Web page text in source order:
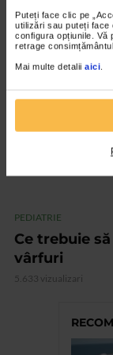
Puteți face clic pe
utilizări sau puteți face
configura opțiunile. Vă
retrage
Mai multe detalii aici
VIDEO
PEDIATRIE
Ce trebuie
vârfuri
5.633 vizualizari